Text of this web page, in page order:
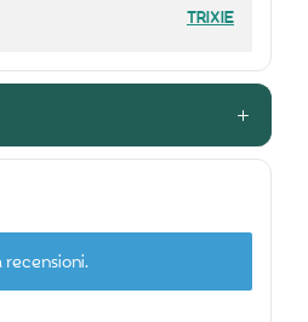
TRIXIE
recensioni.